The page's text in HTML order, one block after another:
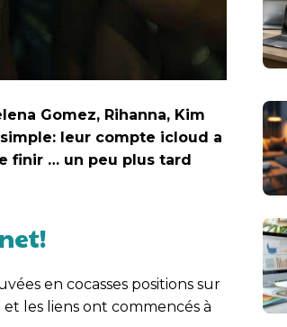
Gomez, Rihanna, Kim
simple: leur compte icloud a
finir … un peu plus tard
en cocasses positions sur
et les liens ont commencés à